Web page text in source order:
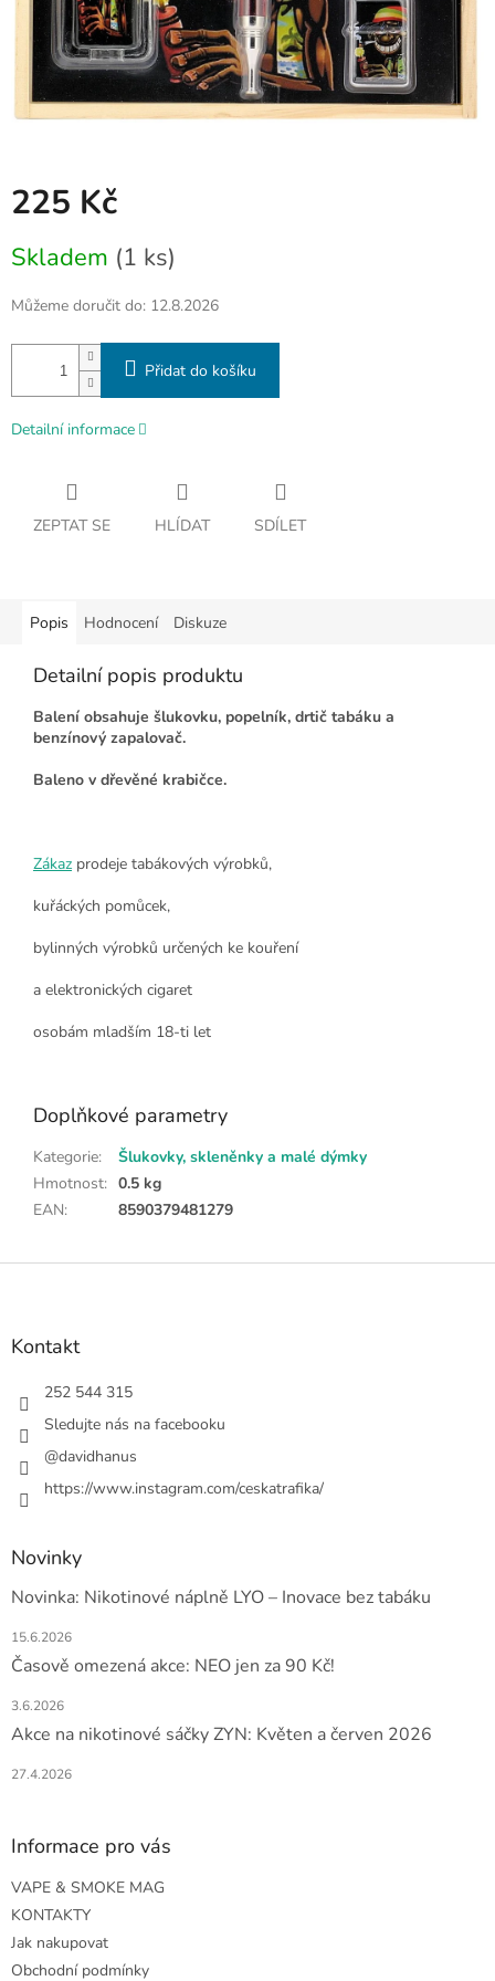
225 Kč
cena:
Skladem (1 ks)
Můžeme doručit do: 12.8.2026
Přidat do košíku
Detailní informace
ZEPTAT SE HLÍDAT SDÍLET
Popis Hodnocení Diskuze
Detailní popis produktu
Balení obsahuje šlukovku, popelník, drtič tabáku a
benzínový zapalovač.
Baleno v dřevěné krabičce.
Zákaz prodeje tabákových výrobků,
kuřáckých pomůcek,
bylinných výrobků určených ke kouření
a elektronických cigaret
osobám mladším 18-ti let
Doplňkové parametry
Kategorie:
Šlukovky, skleněnky a malé dýmky
Hmotnost: 0.5 kg
EAN: 8590379481279
Z
Kontakt
252 544 315
Sledujte nás na facebooku
@davidhanus
https://www.instagram.com/ceskatrafika/
Novinky
Novinka: Nikotinové náplně LYO – Inovace bez tabáku
15.6.2026
Časově omezená akce: NEO jen za 90 Kč!
3.6.2026
Akce na nikotinové sáčky ZYN: Květen a červen 2026
27.4.2026
Informace pro vás
VAPE & SMOKE MAG
KONTAKTY
Jak nakupovat
Obchodní podmínky